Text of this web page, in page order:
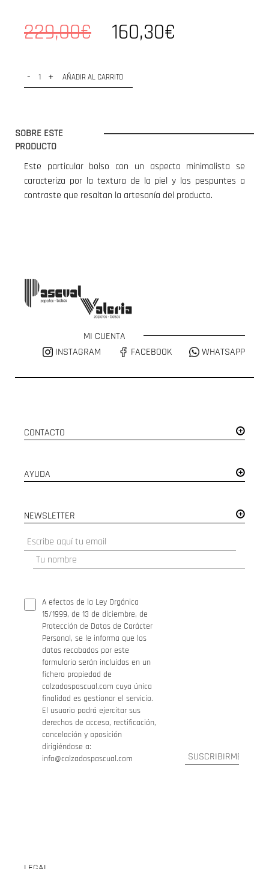
229,00€ 160,30€
- + AÑADIR AL CARRITO
SOBRE ESTE
PRODUCTO
Este particular bolso con un aspecto minimalista se
caracteriza por la textura de la piel y los pespuntes a
contraste que resaltan la artesanía del producto.
MI CUENTA
INSTAGRAM
FACEBOOK WHATSAPP
CONTACTO
AYUDA
NEWSLETTER
A efectos de la Ley Orgánica
15/1999, de 13 de diciembre, de
Protección de Datos de Carácter
Personal, se le informa que los
datos recabados por este
formulario serán incluidos en un
fichero propiedad de
calzadospascual.com cuya única
finalidad es gestionar el servicio.
El usuario podrá ejercitar sus
derechos de acceso, rectificación,
cancelación y oposición
dirigiéndose a:
info@calzadospascual.com